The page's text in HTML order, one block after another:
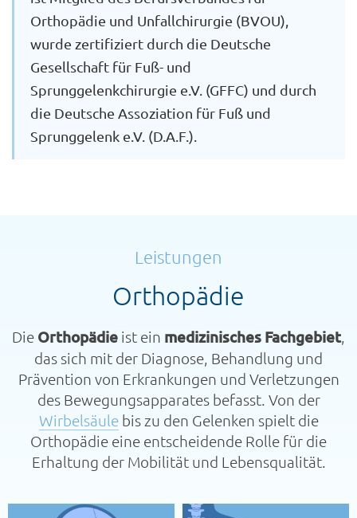
Orthopädie und Unfallchirurgie (BVOU),
wurde zertifiziert durch die Deutsche
Gesellschaft für Fuß- und
Sprunggelenkchirurgie e.V. (GFFC) und durch
die Deutsche Assoziation für Fuß und
Sprunggelenk e.V. (D.A.F.).
Leistungen
Orthopädie
Die Orthopädie ist ein medizinisches Fachgebiet
das sich mit der Diagnose, Behandlung und
Prävention von Erkrankungen und Verletzungen
des Bewegungsapparates befasst. Von der
Wirbelsäulebis zu den Gelenken spielt die
Orthopädie eine entscheidende Rolle für die
Erhaltung der Mobilität und Lebensqualität.